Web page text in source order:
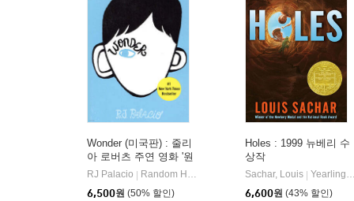
Wonder (미국판) : 줄리
아 로버츠 주연 영화 '원
더' 원작 소설
RJ Palacio
Random House
6,500원 (50% 할인)
Holes : 1999 뉴베리 수
상작
Sachar, Louis
Yearling Books
6,600원 (43% 할인)